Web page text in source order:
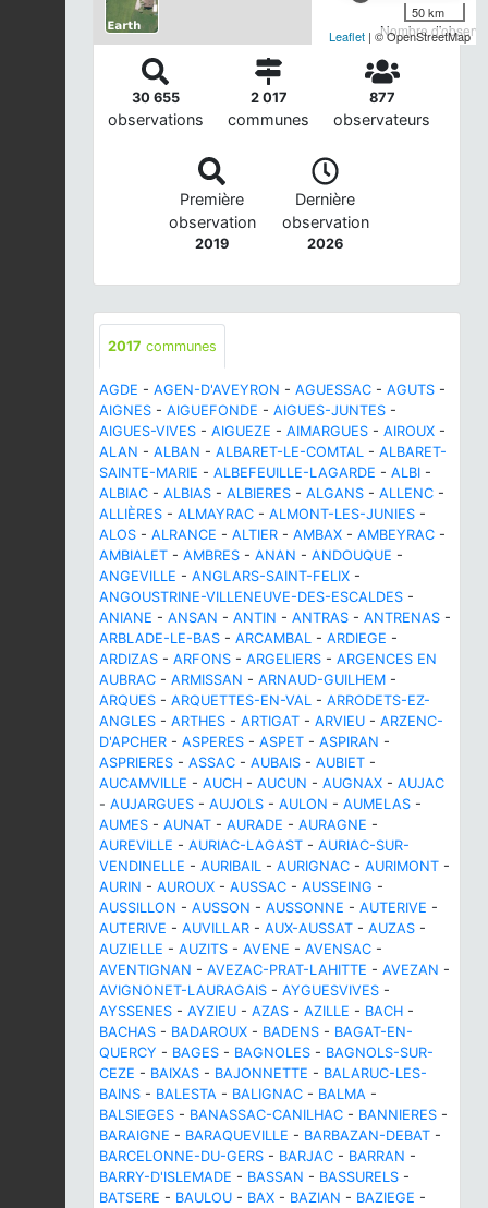
Nombre
50 km
Leaflet | © OpenStreetMap
30 655
observations
2 017
communes
877
observateurs
Première
observation
2019
Dernière
observation
2026
2017 communes
AGDE - AGEN-D'AVEYRON - AGUESSAC - AGUTS -
AIGNES - AIGUEFONDE - AIGUES-JUNTES -
AIGUES-VIVES - AIGUEZE - AIMARGUES - AIROUX -
ALAN - ALBAN - ALBARET-LE-COMTAL - ALBARET-
SAINTE-MARIE - ALBEFEUILLE-LAGARDE - ALBI -
ALBIAC - ALBIAS - ALBIERES - ALGANS - ALLENC -
ALLIÈRES - ALMAYRAC - ALMONT-LES-JUNIES -
ALOS - ALRANCE - ALTIER - AMBAX - AMBEYRAC -
AMBIALET - AMBRES - ANAN - ANDOUQUE -
ANGEVILLE - ANGLARS-SAINT-FELIX -
ANGOUSTRINE-VILLENEUVE-DES-ESCALDES -
ANIANE - ANSAN - ANTIN - ANTRAS - ANTRENAS -
ARBLADE-LE-BAS - ARCAMBAL - ARDIEGE -
ARDIZAS - ARFONS - ARGELIERS - ARGENCES EN
AUBRAC - ARMISSAN - ARNAUD-GUILHEM -
ARQUES - ARQUETTES-EN-VAL - ARRODETS-EZ-
ANGLES - ARTHES - ARTIGAT - ARVIEU - ARZENC-
D'APCHER - ASPERES - ASPET - ASPIRAN -
ASPRIERES - ASSAC - AUBAIS - AUBIET -
AUCAMVILLE - AUCH - AUCUN - AUGNAX - AUJAC
- AUJARGUES - AUJOLS - AULON - AUMELAS -
AUMES - AUNAT - AURADE - AURAGNE -
AUREVILLE - AURIAC-LAGAST - AURIAC-SUR-
VENDINELLE - AURIBAIL - AURIGNAC - AURIMONT -
AURIN - AUROUX - AUSSAC - AUSSEING -
AUSSILLON - AUSSON - AUSSONNE - AUTERIVE -
AUTERIVE - AUVILLAR - AUX-AUSSAT - AUZAS -
AUZIELLE - AUZITS - AVENE - AVENSAC -
AVENTIGNAN - AVEZAC-PRAT-LAHITTE - AVEZAN -
AVIGNONET-LAURAGAIS - AYGUESVIVES -
AYSSENES - AYZIEU - AZAS - AZILLE - BACH -
BACHAS - BADAROUX - BADENS - BAGAT-EN-
QUERCY - BAGES - BAGNOLES - BAGNOLS-SUR-
CEZE - BAIXAS - BAJONNETTE - BALARUC-LES-
BAINS - BALESTA - BALIGNAC - BALMA -
BALSIEGES - BANASSAC-CANILHAC - BANNIERES -
BARAIGNE - BARAQUEVILLE - BARBAZAN-DEBAT -
BARCELONNE-DU-GERS - BARJAC - BARRAN -
BARRY-D'ISLEMADE - BASSAN - BASSURELS -
BATSERE - BAULOU - BAX - BAZIAN - BAZIEGE -